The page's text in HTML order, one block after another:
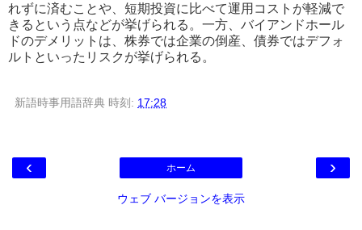
れずに済むことや、短期投資に比べて運用コストが軽減で
きるという点などが挙げられる。一方、バイアンドホール
ドのデメリットは、株券では企業の倒産、債券ではデフォ
ルトといったリスクが挙げられる。
新語時事用語辞典 時刻: 17:28
‹ ›
ホーム
ウェブ バージョンを表示